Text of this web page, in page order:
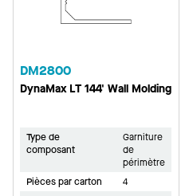
DM2800
DynaMax LT 144' Wall Molding
Type de
composant
Garniture
de
périmètre
Pièces par carton
4